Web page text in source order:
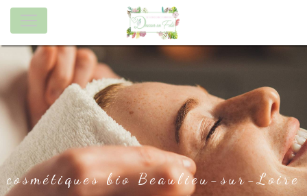
cosmétiques bio Beaulieu-sur-Loire
Panneau de gestion des cookies